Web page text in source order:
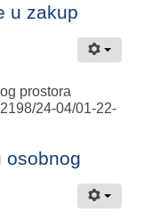
u zakup
prostora
24-04/01-22-
osobnog